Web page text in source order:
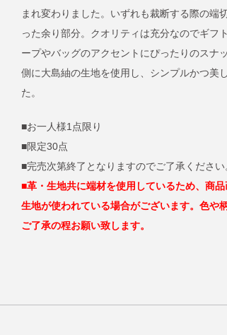
まれ変わりました。いずれも裁断する際の端
った余り部分。クオリティは充分なのでギフ
ープやバッグのアクセントにぴったりのスナ
側に大島紬の生地を使用し、シンプルかつ美
た。
■お一人様1点限り
■限定30点
■完売次第終了となりますのでご了承ください
■革・生地共に端材を使用しているため、商
生地が使われている場合がございます。色や
ご了承の程お願い致します。